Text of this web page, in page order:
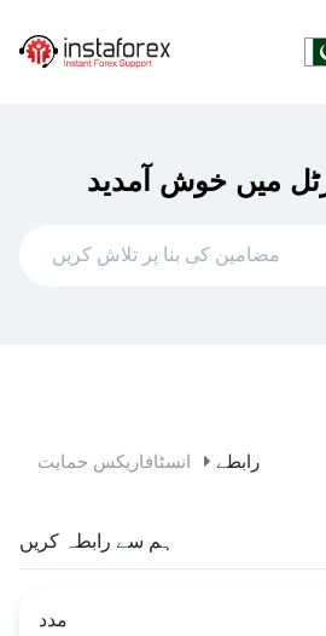
میں خوش آمدید
انسٹافاریکس حمایت رابطے
ہم سے رابطہ کریں
مدد